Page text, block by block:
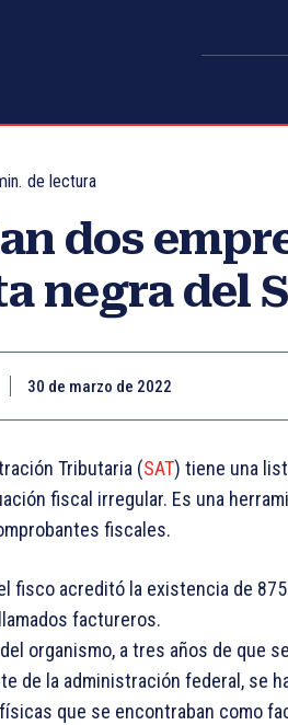
de lectura
dos
negra del
30 de marzo de 2022
Tributaria (SAT) tiene una
fiscal irregular. Es una
fiscales.
fisco acreditó la existencia de
factureros.
organismo, a tres años de que
de la administración federal, se
que se encontraban como